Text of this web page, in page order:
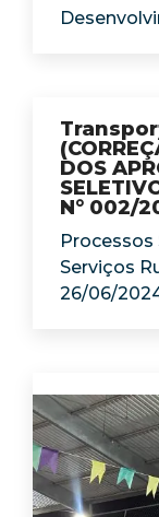
DOS
N° 002/
Processos
Serviços
26/06/